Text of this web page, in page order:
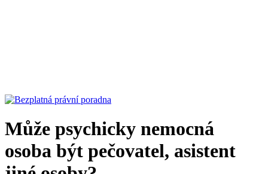
Může psychicky nemocná
osoba být pečovatel, asistent